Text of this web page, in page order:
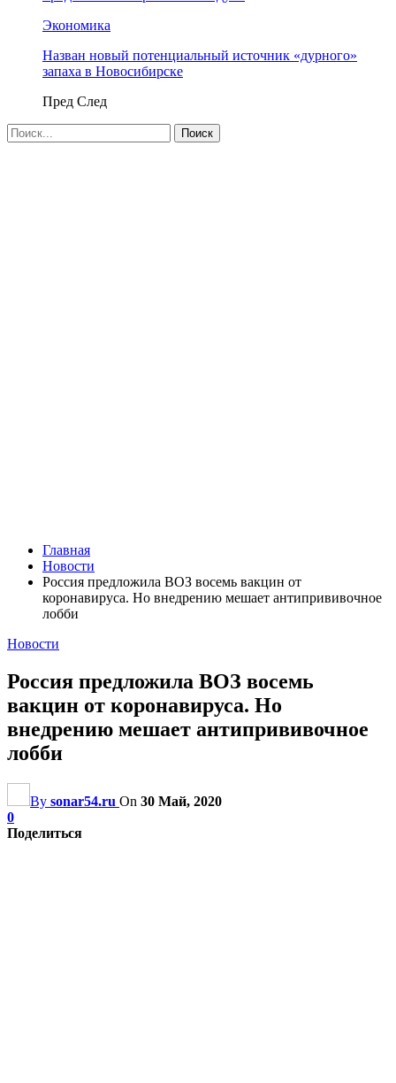
Экономика
Назван новый потенциальный источник «дурного»
запаха в Новосибирске
Пред След
Главная
Новости
Россия предложила ВОЗ восемь вакцин от
коронавируса. Но внедрению мешает антипрививочное
лобби
Новости
Россия предложила ВОЗ восемь
вакцин от коронавируса. Но
внедрению мешает антипрививочное
лобби
By sonar54.ru On 30 Май, 2020
0
Поделиться